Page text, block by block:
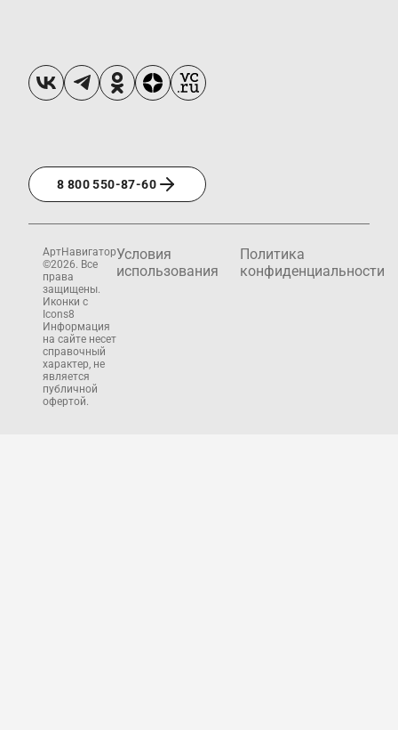
8 800 550-87-60
АртНавигатор
©2026. Все
права
защищены.
Иконки с
Icons8
Информация
на сайте несет
справочный
характер, не
является
публичной
офертой.
Условия
использования
Политика
конфиденциальности